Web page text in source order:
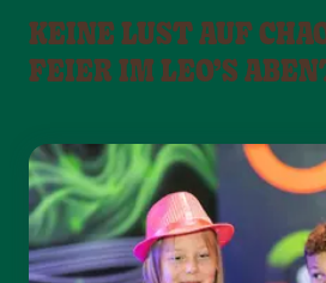
KEINE LUST AUF
FEIER IM LEO’S